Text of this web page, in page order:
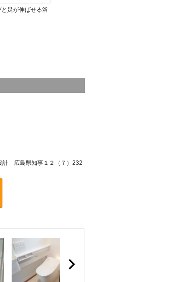
足が伸ばせる浴
広島県知事１２（７）232